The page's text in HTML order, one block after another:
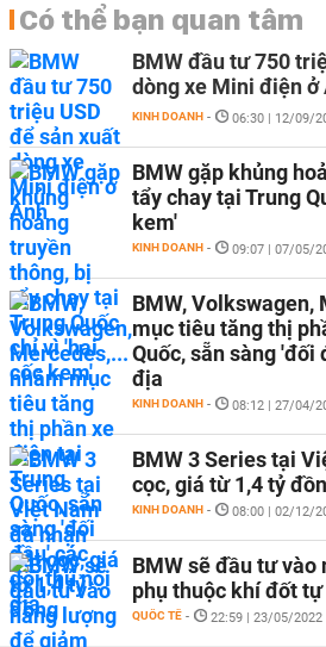
Có thể bạn quan tâm
BMW đầu tư 750
dòng xe Mini điện ở
KINH DOANH - 06:30 | 12/09/
BMW gặp khủng
tẩy chay tại Trung
kem'
KINH DOANH - 09:07 | 07/05/
BMW, Volkswagen,
mục tiêu tăng thị
Quốc, sẵn sàng 'đối
địa
KINH DOANH - 08:12 | 27/04/
BMW 3 Series tại
cọc, giá từ 1,4 tỷ
KINH DOANH - 08:00 | 02/12/
BMW sẽ đầu tư
phụ thuộc khí đốt
QUỐC TẾ - 22:59 | 23/05/2022